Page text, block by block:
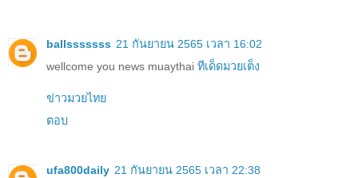
ballsssssss 21 กันยายน 2565 เวลา 16:02
wellcome you news muaythai ทีเด็ดมวยเต็ง
ข่าวมวยไทย
ตอบ
ufa800daily 21 กันยายน 2565 เวลา 22:38